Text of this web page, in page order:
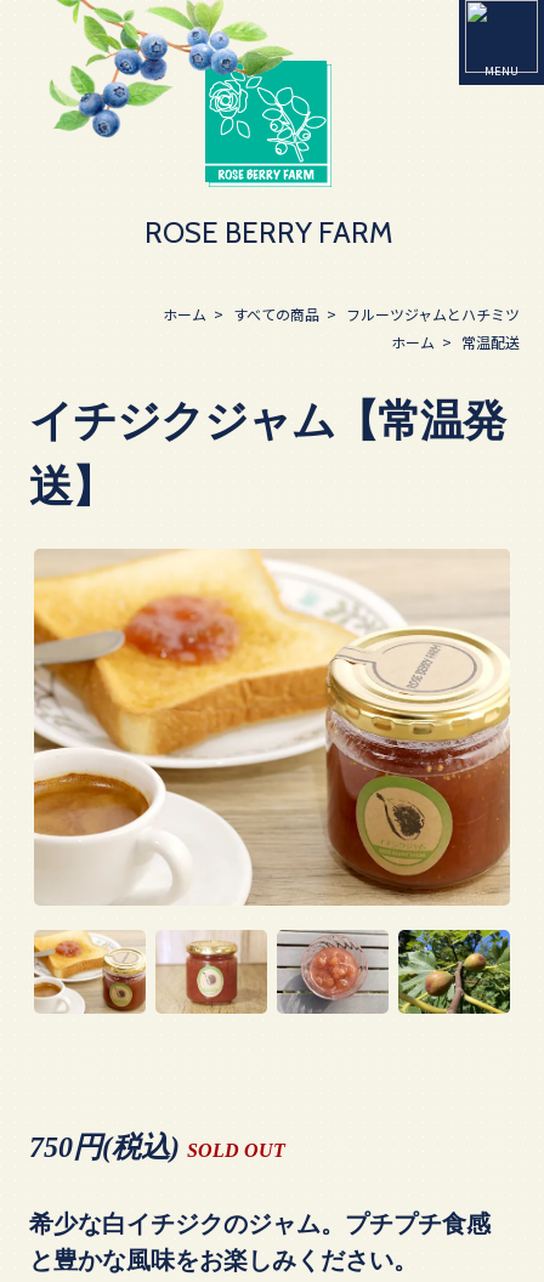
ROSE BERRY FARM
ホーム > すべての商品 > フルーツジャムとハチミツ
ホーム > 常温配送
イチジクジャム【常温発
送】
750円(税込) SOLD OUT
希少な白イチジクのジャム。プチプチ食感
と豊かな風味をお楽しみください。